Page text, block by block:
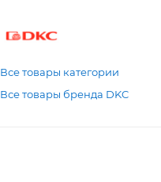
Все товары категории
Все товары бренда DKC